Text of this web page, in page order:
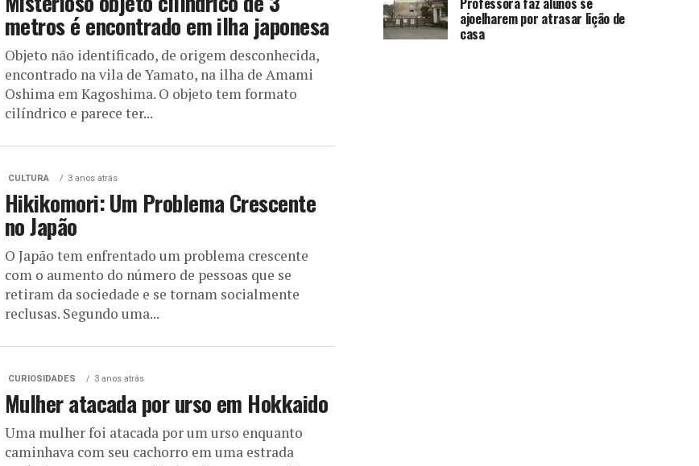
metros é encontrado em ilha japonesa
Objeto não identificado, de origem desconhecida,
encontrado na vila de Yamato, na ilha de Amami
Oshima em Kagoshima. O objeto tem formato
cilíndrico e parece ter...
CULTURA 3 anos atrás
Hikikomori: Um Problema Crescente
no Japão
O Japão tem enfrentado um problema crescente
com o aumento do número de pessoas que se
retiram da sociedade e se tornam socialmente
reclusas. Segundo uma...
CURIOSIDADES 3 anos atrás
Mulher atacada por urso em Hokkaido
Uma mulher foi atacada por um urso enquanto
caminhava com seu cachorro em uma estrada
ajoelharem por atrasar lição de
casa